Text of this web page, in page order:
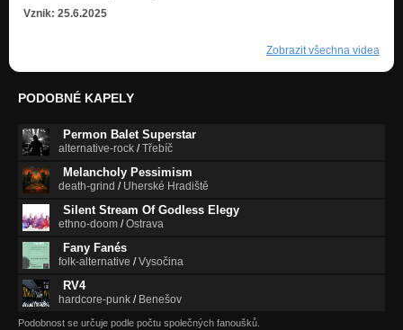
Vznik: 25.6.2025
Zobrazit všechna videa
PODOBNÉ KAPELY
Permon Balet Superstar
alternative-rock /Třebíč
Melancholy Pessimism
death-grind / Uherské Hradiště
Silent Stream Of Godless Elegy
ethno-doom /Ostrava
Fany Fanés
folk-alternative /Vysočina
RV4
hardcore-punk / Benešov
Podobnost se určuje podle počtu společných fanoušků.